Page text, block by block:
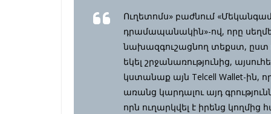
Ուղետոմս» բաժնում
դրամապանակին»-ով, որը
նախազգուշացնող տեքստ, ըստ
եկել շրջանառությունից,
կստանաք այն Telcell Wallet-ին,
առանց կարդալու այդ
որն ուղարկվել է իրենց